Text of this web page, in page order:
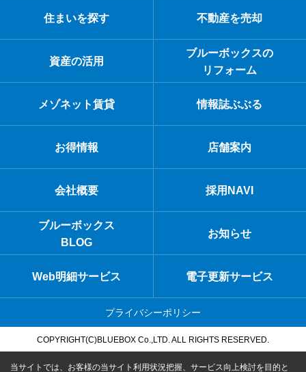
住まいを探す 不動産を売却
資産の活用
ブルーボックスの
リフォーム
メゾネット賃貸 情報誌ぶぶる
お得情報 店舗案内
会社概要 採用NAVI
ブルーボックス
BLOG
お知らせ
Web明細サービス 電子更新サービス
プライバシーポリシー
COPYRIGHT(C)BLUEBOX Co.,LTD. ALL RIGHTS RESERVED.
当サイトでは、お客様の当サイト利用状況把握、サービス向上検討を目的と